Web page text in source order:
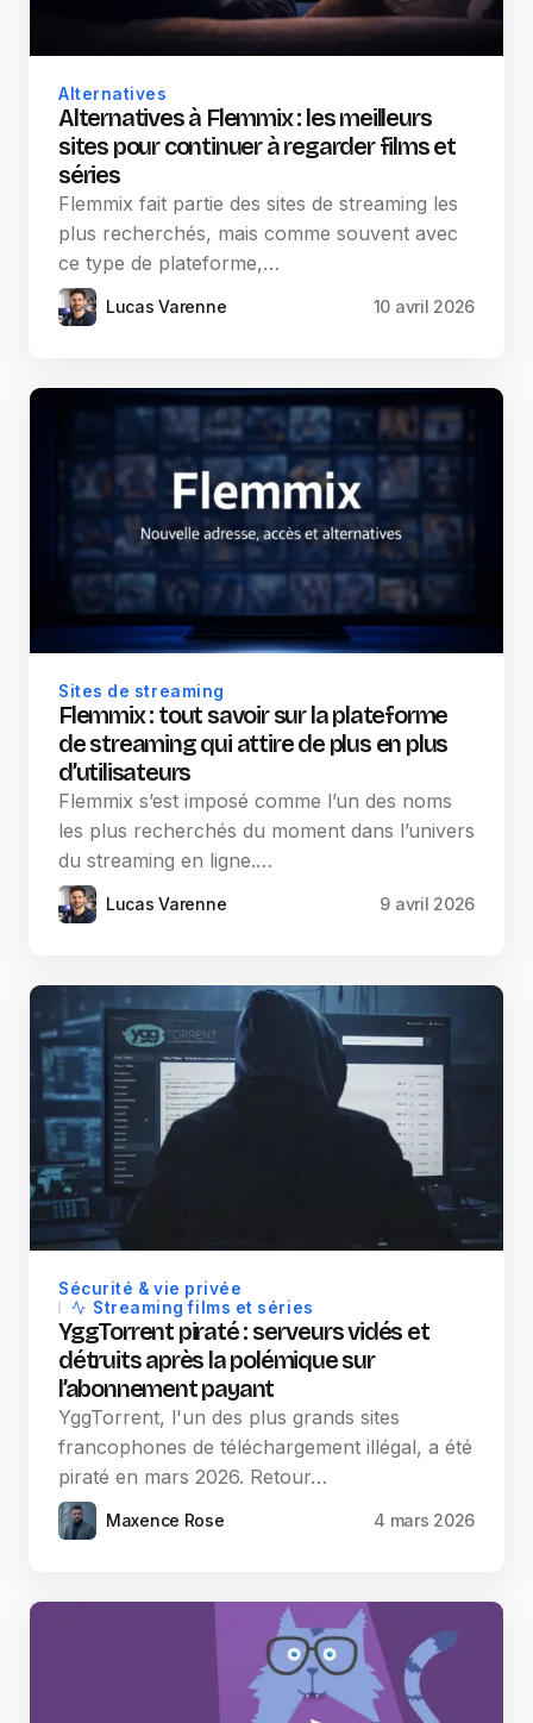
Alternatives
Alternatives à Flemmix : les meilleurs
sites pour continuer à regarder films et
séries
Flemmix fait partie des sites de streaming les
plus recherchés, mais comme souvent avec
ce type de plateforme,…
Lucas Varenne 10 avril 2026
Sites de streaming
Flemmix : tout savoir sur la plateforme
de streaming qui attire de plus en plus
d’utilisateurs
Flemmix s’est imposé comme l’un des noms
les plus recherchés du moment dans l’univers
du streaming en ligne.…
Lucas Varenne 9 avril 2026
Sécurité & vie privée
Streaming films et séries
YggTorrent piraté : serveurs vidés et
détruits après la polémique sur
l’abonnement payant
YggTorrent, l'un des plus grands sites
francophones de téléchargement illégal, a été
piraté en mars 2026. Retour…
Maxence Rose 4 mars 2026